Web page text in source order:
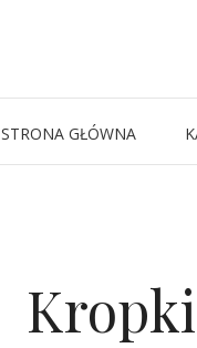
STRONA GŁÓWNA